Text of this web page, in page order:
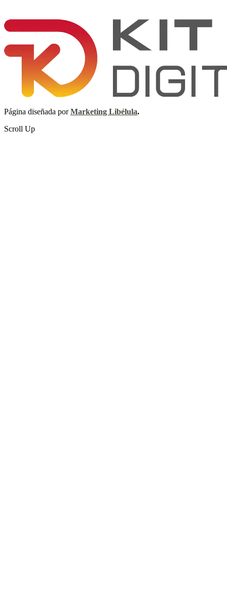
Página diseñada porMarketing Libélula.
Scroll Up